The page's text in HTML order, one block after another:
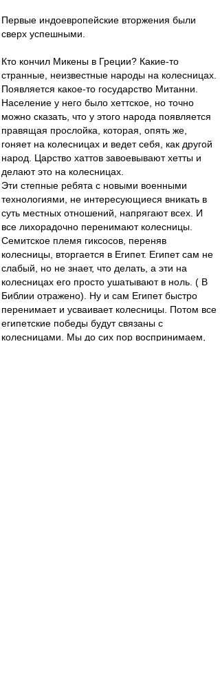
Первые индоевропейские вторжения были
сверх успешными.
Кто кончил Микены в Греции? Какие-то
странные, неизвестные народы на колесницах.
Появляется какое-то государство Митанни.
Население у него было хеттское, но точно
можно сказать, что у этого народа появляется
правящая прослойка, которая, опять же,
гоняет на колесницах и ведет себя, как другой
народ. Царство хаттов завоевывают хетты и
делают это на колесницах.
Эти степные ребята с новыми военными
технологиями, не интересующиеся вникать в
суть местных отношений, напрягают всех. И
все лихорадочно перенимают колесницы.
Семитское племя гиксосов, переняв
колесницы, вторгается в Египет. Египет сам не
слабый, но не знает, что делать, а эти на
колесницах его просто ушатывают в ноль. ( В
Библии отражено). Ну и сам Египет быстро
перенимает и усваивает колесницы. Потом все
египетские победы будут связаны с
колесницами. Мы до сих пор воспринимаем,